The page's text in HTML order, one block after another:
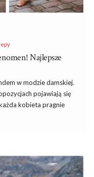
Najlepsze
w modzie damskiej.
pojawiają się
kobieta pragnie
fasony są najpiękniejsze